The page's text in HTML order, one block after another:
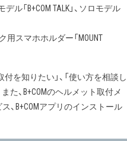
ル「B+COM TALK」、ソロモデル
スマホホルダー「MOUNT
付を知りたい」、「使い方を相談し
た、B+COMのヘルメット取付メ
、B+COMアプリのインストール